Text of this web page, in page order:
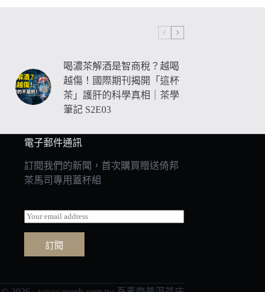
喝濃茶解酒是智商稅？越喝
越傷！國際期刊揭開「這杯
茶」護肝的科學真相｜茶學
筆記 S2E03
電子郵件通訊
訂閱我們的新聞，首次購買贈送倚邦
茶馬司專用蓋杯組
E
m
a
l
訂閱